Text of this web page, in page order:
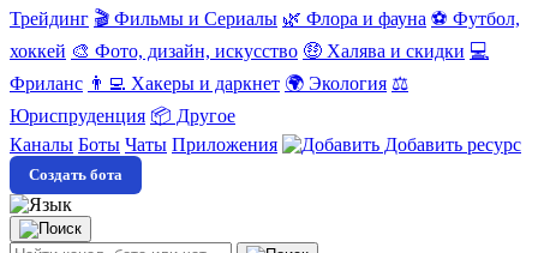
Трейдинг 🎬 Фильмы и Сериалы 🌿 Флора и фауна ⚽ Футбол,
хоккей 🎨 Фото, дизайн, искусство 🤑 Халява и скидки 💻
Фриланс 👨‍💻 Хакеры и даркнет 🌍 Экология ⚖️
Юриспруденция 📦 Другое
Каналы Боты Чаты Приложения Добавить ресурс
Создать бота